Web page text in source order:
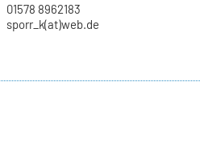
01578 8962183
sporr_k(at)web.de